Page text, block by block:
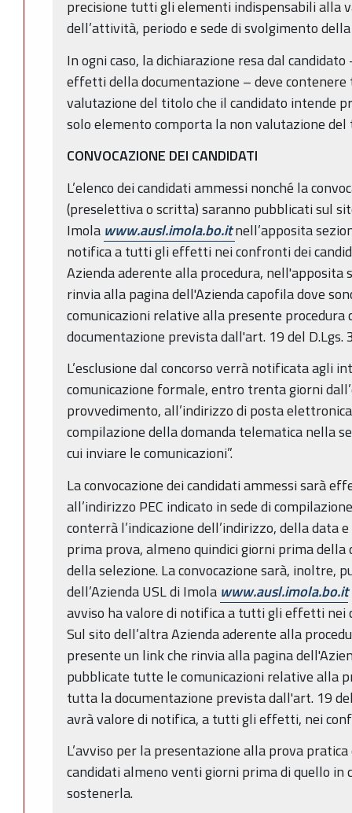
precisione tutti gli elementi indispensabili alla
dell’attività, periodo e sede di svolgimento
In ogni caso, la dichiarazione resa dal
effetti della documentazione – deve
valutazione del titolo che il candidato intende
solo elemento comporta la non valutazione
CONVOCAZIONE DEI CANDIDATI
L’elenco dei candidati ammessi nonché la
(preselettiva o scritta) saranno pubblicati sul
Imola www.ausl.imola.bo.itnell’apposita
notifica a tutti gli effetti nei confronti dei
Azienda aderente alla procedura, nell'apposita
rinvia alla pagina dell'Azienda capofila dove
comunicazioni relative alla presente procedura
documentazione prevista dall'art. 19 del D.Lgs.
L’esclusione dal concorso verrà notificata agli
comunicazione formale, entro trenta giorni
provvedimento, all’indirizzo di posta
compilazione della domanda telematica nella
cui inviare le comunicazioni”.
La convocazione dei candidati ammessi sarà
all’indirizzo PEC indicato in sede di
conterrà l’indicazione dell’indirizzo, della data
prima prova, almeno quindici giorni prima
della selezione. La convocazione sarà, inoltre,
dell’Azienda USL di Imola www.ausl.imola.bo.it
avviso ha valore di notifica a tutti gli effetti nei
Sul sito dell’altra Azienda aderente alla
presente un link che rinvia alla pagina
pubblicate tutte le comunicazioni relative alla
tutta la documentazione prevista dall'art. 19
avrà valore di notifica, a tutti gli effetti, nei
L’avviso per la presentazione alla prova
candidati almeno venti giorni prima di quello in
sostenerla.